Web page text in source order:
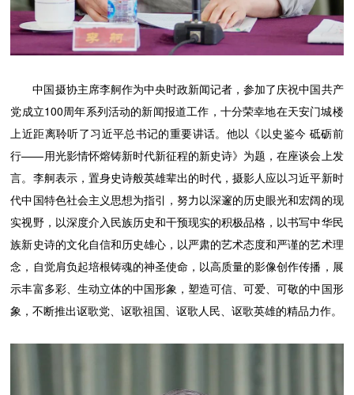
中国摄协主席李舸作为中央时政新闻记者，参加了庆祝中国共产
党成立100周年系列活动的新闻报道工作，十分荣幸地在天安门城楼
上近距离聆听了习近平总书记的重要讲话。他以《以史鉴今 砥砺前
行——用光影情怀熔铸新时代新征程的新史诗》为题，在座谈会上发
言。李舸表示，置身史诗般英雄辈出的时代，摄影人应以习近平新时
代中国特色社会主义思想为指引，努力以深邃的历史眼光和宏阔的现
实视野，以深度介入民族历史和干预现实的积极品格，以书写中华民
族新史诗的文化自信和历史雄心，以严肃的艺术态度和严谨的艺术理
念，自觉肩负起培根铸魂的神圣使命，以高质量的影像创作传播，展
示丰富多彩、生动立体的中国形象，塑造可信、可爱、可敬的中国形
象，不断推出讴歌党、讴歌祖国、讴歌人民、讴歌英雄的精品力作。